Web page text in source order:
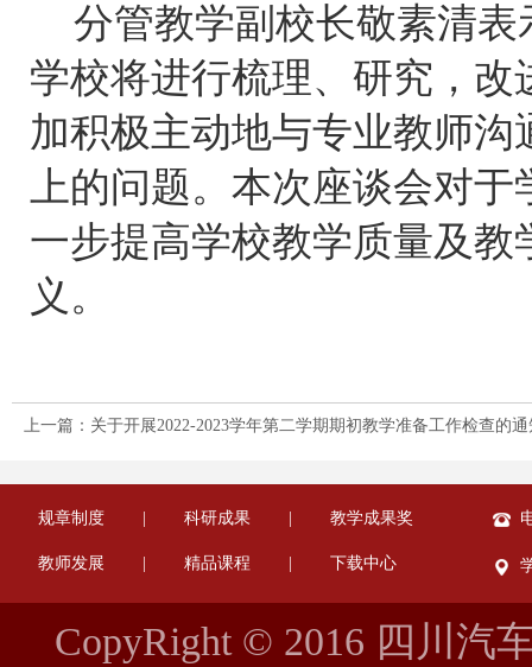
分管教学副校长敬素清
学校将进行梳理、研究，
加积极主动地与专业教师
上的问题。本次座谈会对
一步提高学校教学质量及
义。
上一篇：关于开展2022-2023学年第二学期期初教学准备工作检查的通
规章制度 科研成果 教学成果奖
教师发展 精品课程 下载中心
CopyRight © 2016 四川汽